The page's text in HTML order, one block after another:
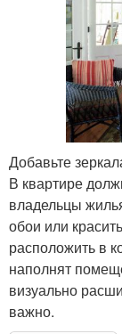
Добавьте
В квартире
владельцы
обои или
расположить в
наполнят
визуально
важно.